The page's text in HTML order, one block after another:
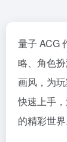
量子 ACG
略、角色
画风，为
快速上手
的精彩世界